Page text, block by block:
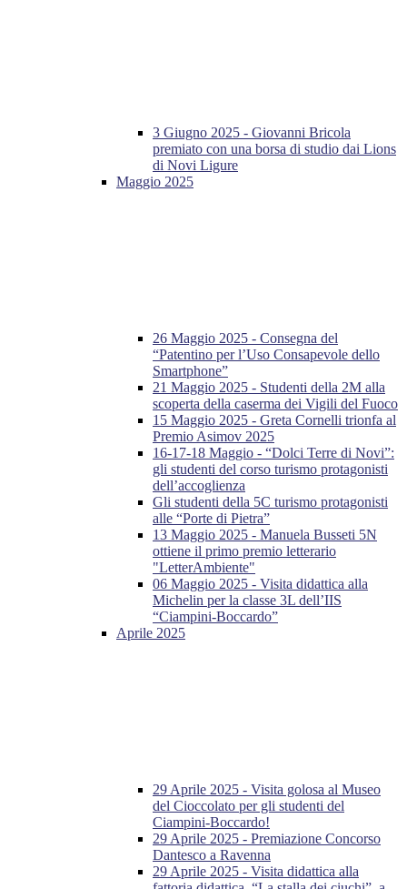
3 Giugno 2025 - Giovanni Bricola
premiato con una borsa di studio dai Lions
di Novi Ligure
Maggio 2025
26 Maggio 2025 - Consegna del
“Patentino per l’Uso Consapevole dello
Smartphone”
21 Maggio 2025 - Studenti della 2M alla
scoperta della caserma dei Vigili del Fuoco
15 Maggio 2025 - Greta Cornelli trionfa al
Premio Asimov 2025
16-17-18 Maggio - “Dolci Terre di Novi”:
gli studenti del corso turismo protagonisti
dell’accoglienza
Gli studenti della 5C turismo protagonisti
alle “Porte di Pietra”
13 Maggio 2025 - Manuela Busseti 5N
ottiene il primo premio letterario
"LetterAmbiente"
06 Maggio 2025 - Visita didattica alla
Michelin per la classe 3L dell’IIS
“Ciampini-Boccardo”
Aprile 2025
29 Aprile 2025 - Visita golosa al Museo
del Cioccolato per gli studenti del
Ciampini-Boccardo!
29 Aprile 2025 - Premiazione Concorso
Dantesco a Ravenna
29 Aprile 2025 - Visita didattica alla